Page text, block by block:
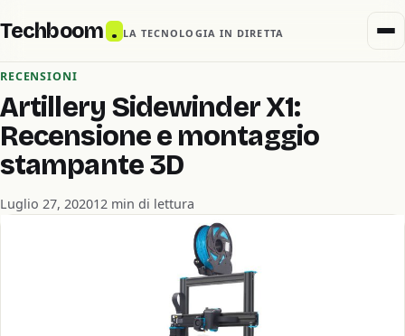
Techboom . LA TECNOLOGIA IN DIRETTA
RECENSIONI
Artillery Sidewinder X1:
Recensione e montaggio
stampante 3D
Luglio 27, 202012 min di lettura